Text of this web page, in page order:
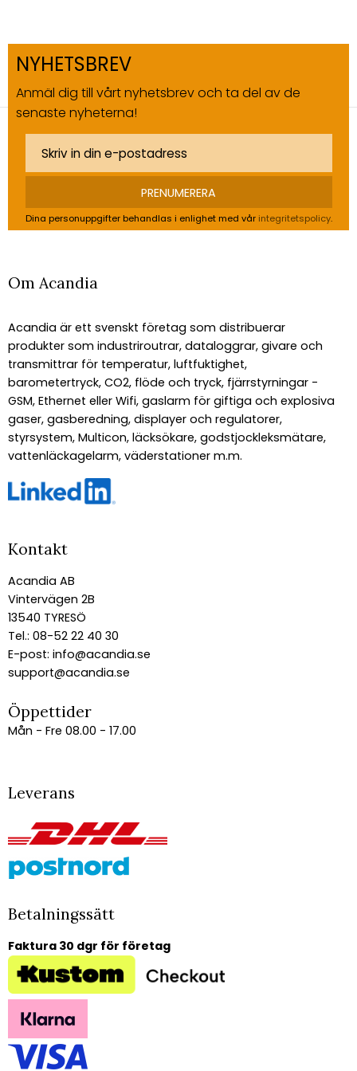
NYHETSBREV
Anmäl dig till vårt nyhetsbrev och ta del av de
senaste nyheterna!
PRENUMERERA
Dina personuppgifter behandlas i enlighet med vår integritetspolicy.
Om Acandia
Acandia är ett svenskt företag som distribuerar
produkter som industriroutrar, dataloggrar, givare och
transmittrar för temperatur, luftfuktighet,
barometertryck, CO2, flöde och tryck, fjärrstyrningar -
GSM, Ethernet eller Wifi, gaslarm för giftiga och explosiva
gaser, gasberedning, displayer och regulatorer,
styrsystem, Multicon, läcksökare, godstjockleksmätare,
vattenläckagelarm, väderstationer m.m.
Kontakt
Acandia AB
Vintervägen 2B
13540 TYRESÖ
Tel.: 08-52 22 40 30
E-post: info@acandia.se
support@acandia.se
Öppettider
Mån - Fre 08.00 - 17.00
Leverans
Betalningssätt
Faktura 30 dgr för företag